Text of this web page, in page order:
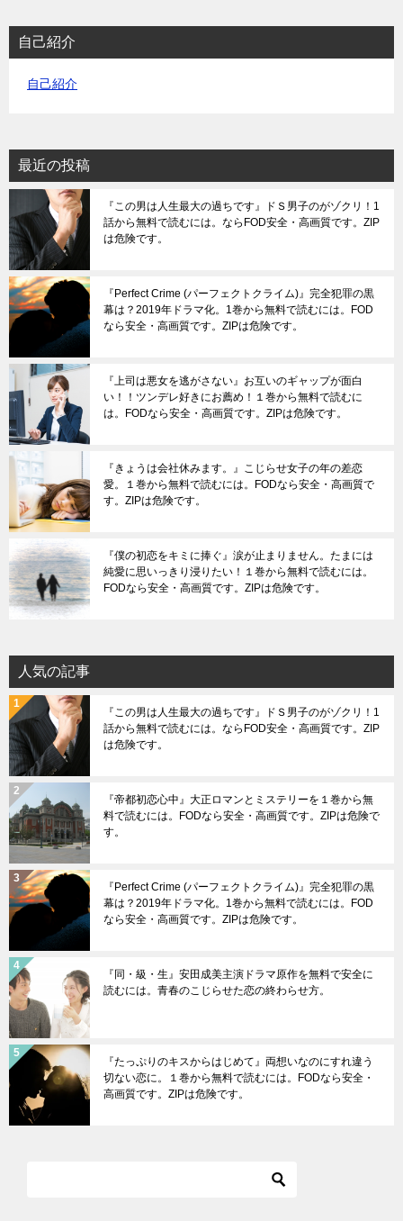
自己紹介
自己紹介
最近の投稿
『この男は人生最大の過ちです』ドＳ男子のがゾクリ！1
話から無料で読むには。ならFOD安全・高画質です。ZIP
は危険です。
『Perfect Crime (パーフェクトクライム)』完全犯罪の黒
幕は？2019年ドラマ化。1巻から無料で読むには。FOD
なら安全・高画質です。ZIPは危険です。
『上司は悪女を逃がさない』お互いのギャップが面白
い！！ツンデレ好きにお薦め！１巻から無料で読むに
は。FODなら安全・高画質です。ZIPは危険です。
『きょうは会社休みます。』こじらせ女子の年の差恋
愛。１巻から無料で読むには。FODなら安全・高画質で
す。ZIPは危険です。
『僕の初恋をキミに捧ぐ』涙が止まりません。たまには
純愛に思いっきり浸りたい！１巻から無料で読むには。
FODなら安全・高画質です。ZIPは危険です。
人気の記事
『この男は人生最大の過ちです』ドＳ男子のがゾクリ！1
話から無料で読むには。ならFOD安全・高画質です。ZIP
は危険です。
『帝都初恋心中』大正ロマンとミステリーを１巻から無
料で読むには。FODなら安全・高画質です。ZIPは危険で
す。
『Perfect Crime (パーフェクトクライム)』完全犯罪の黒
幕は？2019年ドラマ化。1巻から無料で読むには。FOD
なら安全・高画質です。ZIPは危険です。
『同・級・生』安田成美主演ドラマ原作を無料で安全に
読むには。青春のこじらせた恋の終わらせ方。
『たっぷりのキスからはじめて』両想いなのにすれ違う
切ない恋に。１巻から無料で読むには。FODなら安全・
高画質です。ZIPは危険です。